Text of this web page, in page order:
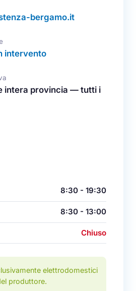
bergamo.it
intervento
intera provincia — tutti i
8:30 - 19:30
8:30 - 13:00
Chiuso
elettrodomestici
produttore.